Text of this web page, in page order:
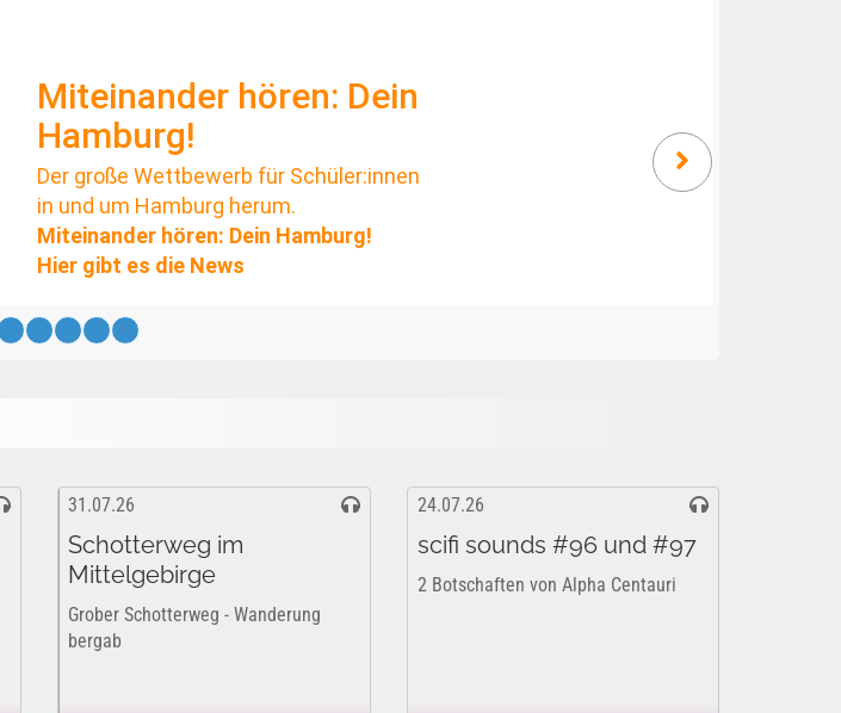
Miteinander hören: Dein
Hamburg!
Der große Wettbewerb für Schüler:innen
in und um Hamburg herum.
Miteinander hören: Dein Hamburg!
Hier gibt es dieNews
31.07.26
Schotterweg im
Mittelgebirge
Grober Schotterweg - Wanderung
bergab
24.07.26
scifi sounds #96 und #97
2 Botschaften von Alpha Centauri